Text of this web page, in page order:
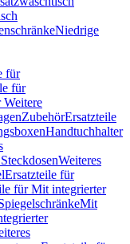
Niedrige
für
für
Weitere
ZubehörErsatzteile
Handtuchhalter
Weiteres
Ersatzteile für
für Mit integrierter
Mit